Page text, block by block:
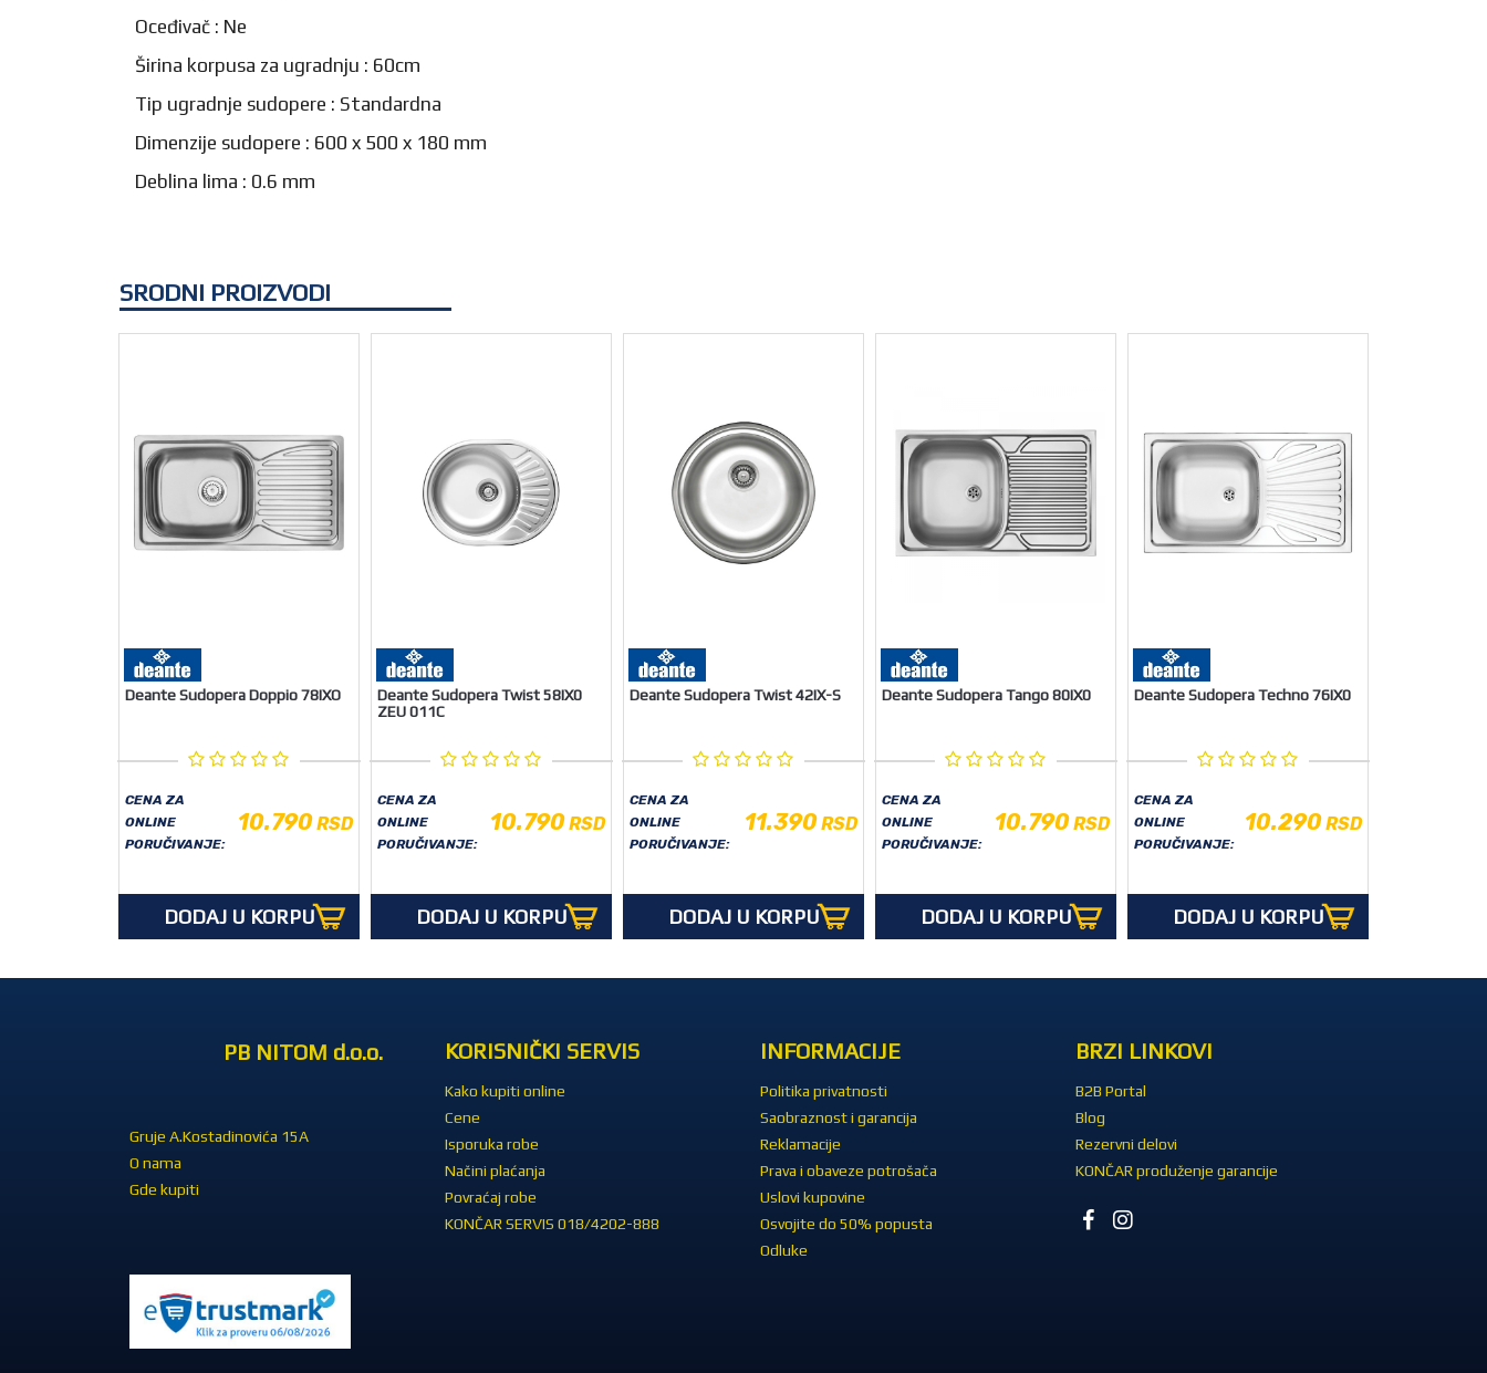
Oceđivač : Ne
Širina korpusa za ugradnju : 60cm
Tip ugradnje sudopere : Standardna
Dimenzije sudopere : 600 x 500 x 180 mm
Deblina lima : 0.6 mm
SRODNI PROIZVODI
Deante Sudopera Doppio 78IXO
CENA ZA
ONLINE
PORUČIVANJE:
10.790RSD
DODAJ U KORPU
Deante Sudopera Twist 58IX0
ZEU 011C
CENA ZA
ONLINE
PORUČIVANJE:
10.790RSD
DODAJ U KORPU
Deante Sudopera Twist 42IX-S
CENA ZA
ONLINE
PORUČIVANJE:
11.390RSD
DODAJ U KORPU
Deante Sudopera Tango 80IX0
CENA ZA
ONLINE
PORUČIVANJE:
10.790RSD
DODAJ U KORPU
Deante Sudopera Techno 76IX0
CENA ZA
ONLINE
PORUČIVANJE:
10.290RSD
DODAJ U KORPU
PB NITOM d.o.o.
Gruje A.Kostadinovića 15A
O nama
Gde kupiti
KORISNIČKI SERVIS
Kako kupiti online
Cene
Isporuka robe
Načini plaćanja
Povraćaj robe
KONČAR SERVIS 018/4202-888
INFORMACIJE
Politika privatnosti
Saobraznost i garancija
Reklamacije
Prava i obaveze potrošača
Uslovi kupovine
Osvojite do 50% popusta
Odluke
BRZI LINKOVI
B2B Portal
Blog
Rezervni delovi
KONČAR produženje garancije